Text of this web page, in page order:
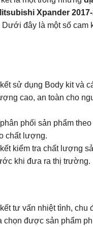
sử dụng Body kit và
phối sản phẩm theo
chất lượng.
kiểm tra chất lượng
khi đưa ra thị trường.
tư vấn nhiệt tình, chu
lắp đặt và giao hàng